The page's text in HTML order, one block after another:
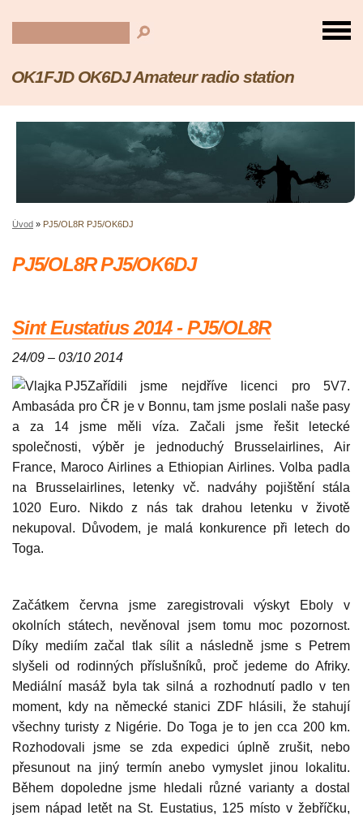
OK1FJD OK6DJ Amateur radio station
Úvod » PJ5/OL8R PJ5/OK6DJ
PJ5/OL8R PJ5/OK6DJ
Sint Eustatius 2014 - PJ5/OL8R
24/09 – 03/10 2014
Zařídili jsme nejdříve licenci pro 5V7.
Ambasáda pro ČR je v Bonnu, tam jsme poslali naše pasy
a za 14 jsme měli víza. Začali jsme řešit letecké
společnosti, výběr je jednoduchý Brusselairlines, Air
France, Maroco Airlines a Ethiopian Airlines. Volba padla
na Brusselairlines, letenky vč. nadváhy pojištění stála
1020 Euro. Nikdo z nás tak drahou letenku v životě
nekupoval. Důvodem, je malá konkurence při letech do
Toga.
Začátkem června jsme zaregistrovali výskyt Eboly v
okolních státech, nevěnoval jsem tomu moc pozornost.
Díky mediím začal tlak sílit a následně jsme s Petrem
slyšeli od rodinných příslušníků, proč jedeme do Afriky.
Mediální masáž byla tak silná a rozhodnutí padlo v ten
moment, kdy na německé stanici ZDF hlásili, že stahují
všechny turisty z Nigérie. Do Toga je to jen cca 200 km.
Rozhodovali jsme se zda expedici úplně zrušit, nebo
přesunout na jiný termín anebo vymyslet jinou lokalitu.
Během dopoledne jsme hledali různé varianty a dostal
jsem nápad letět na St. Eustatius, 125 místo v žebříčku,